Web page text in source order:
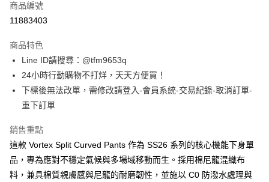
信用卡分期付款
合作金庫商業銀行
華南商業銀行
上海商業儲蓄銀行
台北富邦商業銀行
國泰世華商業銀行
兆豐國際商業銀行
臺灣中小企業銀行
聯邦商業銀行
永豐商業銀行
玉山商業銀行
台新國際商業銀行
中國信託商業銀行
台灣樂天信用卡公司
超商取貨付款
LINE Pay
Apple Pay
悠遊付
ATM付款
商品編號
11883403
商品特色
Line ID請搜尋：@tfm9653q
24小時行動購物不打烊，天天方便買！
下標後無法改單，需修改請登入-會員系統-交易紀錄-取消訂單-
重下訂單
銷售重點
這款 Vortex Split Curved Pants 作為 SS26 系列的核心機能下身單
品，專為應對不穩定氣候與多場域移動而生。採用棉尼龍混織布
料，兼具棉質親膚感與尼龍的耐磨韌性，並施以 C0 防潑水處理與